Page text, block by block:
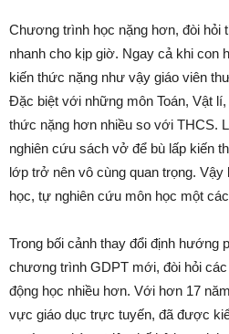
Chương trình học nặng hơn, đòi hỏi
nhanh cho kịp giờ. Ngay cả khi con
kiến thức nặng như vậy giáo viên
Đặc biệt với những môn Toán, Vật
thức nặng hơn nhiều so với THCS.
nghiên cứu sách vở để bù lấp kiến
lớp trở nên vô cùng quan trọng.
học, tự nghiên cứu môn học một
Trong bối cảnh thay đổi định hướng
chương trình GDPT mới, đòi hỏi
động học nhiều hơn. Với hơn 17
vực giáo dục trực tuyến, đã được